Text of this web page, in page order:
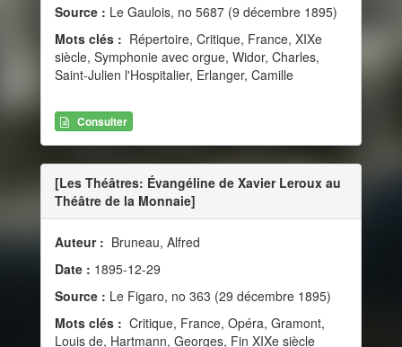
Source : Le Gaulois, no 5687 (9 décembre 1895)
Mots clés : Répertoire, Critique, France, XIXe
siècle, Symphonie avec orgue, Widor, Charles,
Saint-Julien l'Hospitalier, Erlanger, Camille
Consulter
[Les Théâtres: Évangéline de Xavier Leroux au
Théâtre de la Monnaie]
Auteur : Bruneau, Alfred
Date : 1895-12-29
Source : Le Figaro, no 363 (29 décembre 1895)
Mots clés : Critique, France, Opéra, Gramont,
Louis de, Hartmann, Georges, Fin XIXe siècle